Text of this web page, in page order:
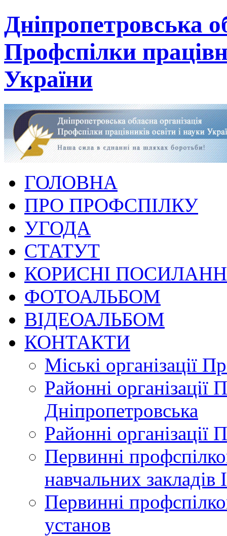
Дніпропетровська
Профспілки
України
ГОЛОВНА
ПРО ПРОФСПІЛКУ
УГОДА
СТАТУТ
КОРИСНІ
ФОТОАЛЬБОМ
ВІДЕОАЛЬБОМ
КОНТАКТИ
Міські організації
Районні організації
Дніпропетровська
Районні організації
Первинні
навчальних закладів
Первинні
установ